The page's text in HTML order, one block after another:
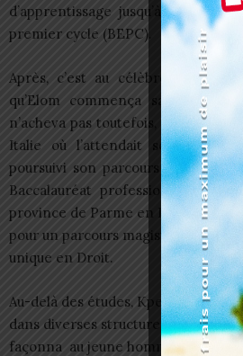
d’apprentissage jusqu’à
premier cycle (BEPC).
Après, c’est au célèbre lycée 2
qu’Elom commença sa
n’acheva pas toutefois, le destin
Italie où l’attendait son père,
poursuivi son parcours d’études
Baccalauréat professionnel en
province de Parme en Italie. S’en
pour un parcours magistral cycle
unique en Droit.
Au-delà des études, Kpelly vécut
dans diverses structures. Cette
façonna au jeune homme une